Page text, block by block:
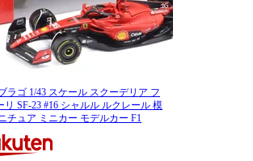
ラゴ 1/43 スケール スクーデリア フ
リ SF-23 #16 シャルル ルクレール 模
チュア ミニカー モデルカー F1